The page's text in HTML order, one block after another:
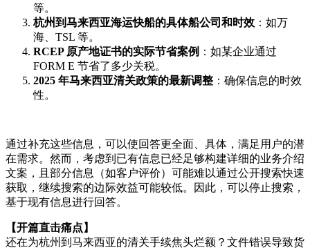
等。
杭州到马来西亚海运快船的具体船公司和时效 ：如万
海、TSL 等。
RCEP 原产地证书的实际节省案例 ：如某企业通过
FORM E 节省了多少关税。
2025 年马来西亚清关政策的最新调整 ：确保信息的时效
性。
通过补充这些信息，可以使回答更全面、具体，满足用户的潜
在需求。然而，考虑到已有信息已经足够构建详细的业务介绍
文案，且部分信息（如客户评价）可能难以通过公开搜索快速
获取，继续搜索的边际效益可能较低。因此，可以停止搜索，
基于现有信息进行回答。
【开篇直击痛点】
还在为杭州到马来西亚的清关手续焦头烂额？文件错误导致货